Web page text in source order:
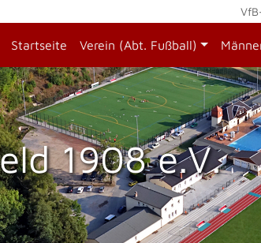
Startseite Verein (Abt. Fußball)
1908 e.V.